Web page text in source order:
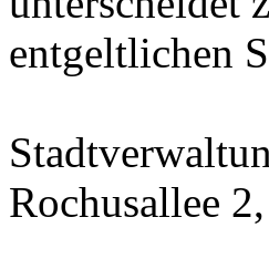
entgeltlichen
Rochusallee